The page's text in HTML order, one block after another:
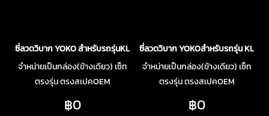
ซี่ลวดวิบาก YOKO สำหรับรถรุ่นKLX250
จำหน่ายเป็นกล่อง(ข้างเดียว) เซ็ท
ตรงรุ่น ตรงสเปคOEM
฿0
ซี่ลวดวิบาก YOKOสำหรับรถรุ่น
จำหน่ายเป็นกล่อง(ข้างเดียว) เซ็ท
ตรงรุ่น ตรงสเปคOEM
฿0